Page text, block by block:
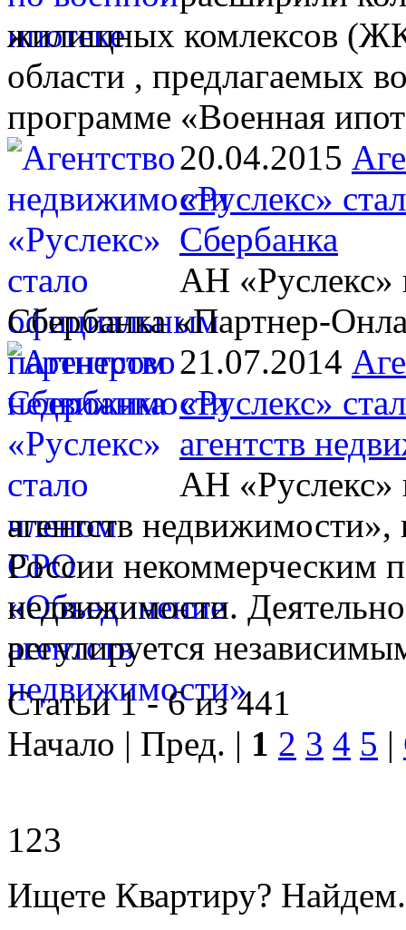
жилищных комлексов
области , предлагаемых
программе «Военная
20.04.2015
«Руслекс»
Сбербанка
АН «Руслекс»
Сбербанка «Партнер-
21.07.2014
«Руслекс»
агентств
АН «Руслекс»
агентств недвижимости»,
России некоммерческим
недвижимости.
регулируется
Статьи 1 - 6 из 441
Начало | Пред. | 1 2 3 4 5 |
123
Ищете Квартиру?